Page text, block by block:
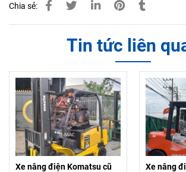
Chia sẻ:
Tin tức liên
Xe nâng điện Komatsu cũ
Xe nâng